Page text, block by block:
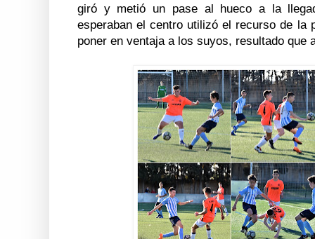
giró y metió un pase al hueco a la
esperaban el centro utilizó el recurso de la
poner en ventaja a los suyos, resultado que